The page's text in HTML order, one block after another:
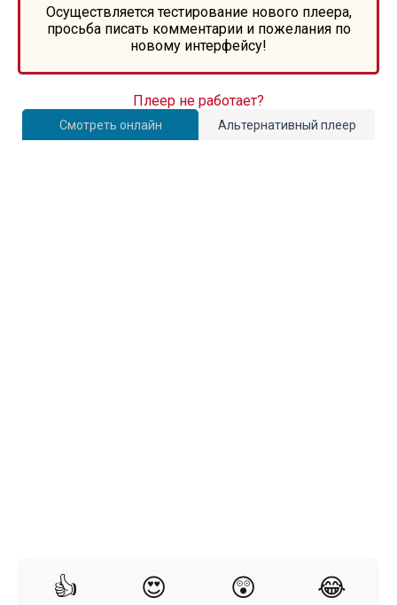
Осуществляется тестирование нового плеера,
просьба писать комментарии и пожелания по
новому интерфейсу!
Смотреть онлайн Альтернативный плеер
Плеер не работает?
👍 😍 😲 😂